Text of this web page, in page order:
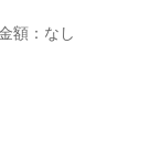
額：なし